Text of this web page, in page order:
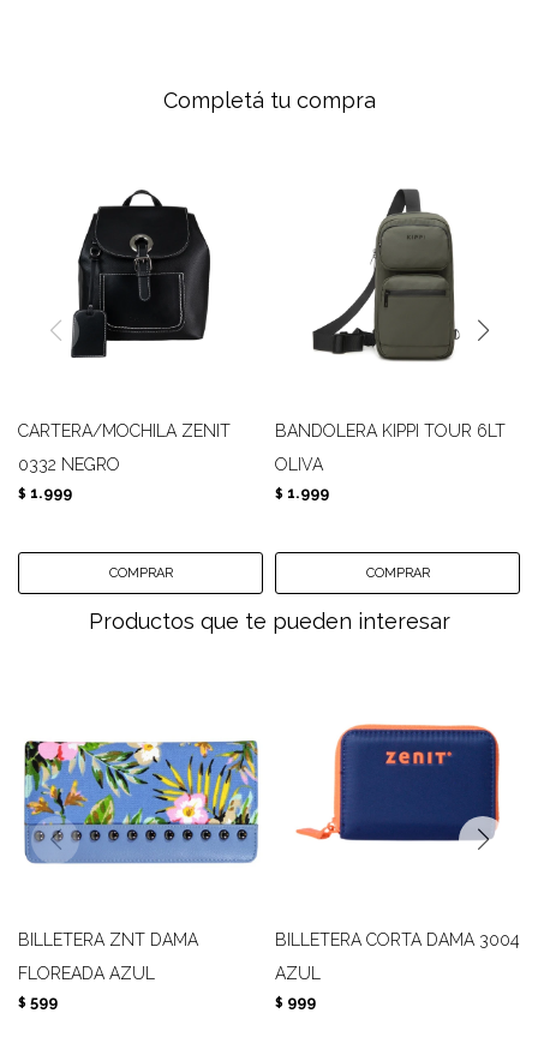
Completá tu compra
CARTERA/MOCHILA ZENIT
0332 NEGRO
$ 1.999
BANDOLERA KIPPI TOUR 6LT
OLIVA
$ 1.999
Productos que te pueden interesar
BILLETERA ZNT DAMA
FLOREADA AZUL
$ 599
BILLETERA CORTA DAMA 3004
AZUL
$ 999